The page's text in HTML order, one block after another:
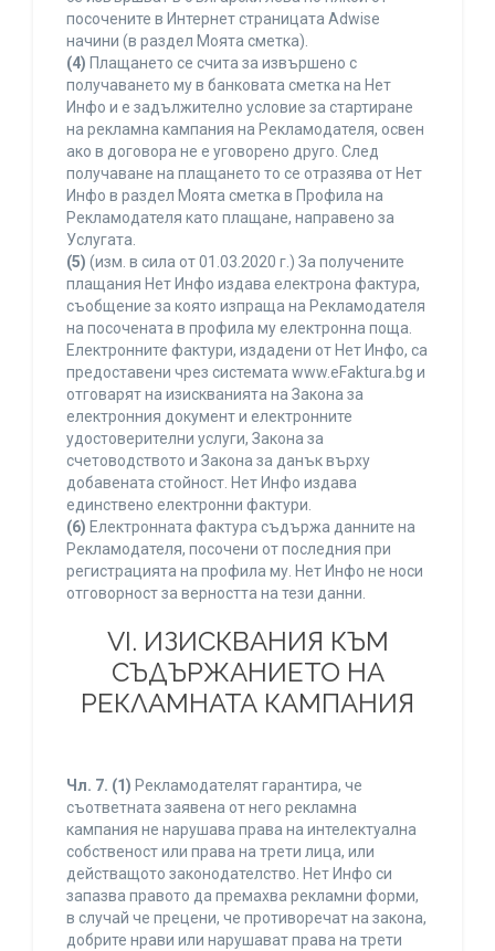
посочените в Интернет страницата Adwise
начини (в раздел Моята сметка).
(4) Плащането се счита за извършено с
получаването му в банковата сметка на Нет
Инфо и е задължително условие за стартиране
на рекламна кампания на Рекламодателя, освен
ако в договора не е уговорено друго. След
получаване на плащането то се отразява от Нет
Инфо в раздел Моята сметка в Профила на
Рекламодателя като плащане, направено за
Услугата.
(5) (изм. в сила от 01.03.2020 г.) За получените
плащания Нет Инфо издава електрона фактура,
съобщение за която изпраща на Рекламодателя
на посочената в профила му електронна поща.
Електронните фактури, издадени от Нет Инфо, са
предоставени чрез системата www.eFaktura.bg и
отговарят на изискванията на Закона за
електронния документ и електронните
удостоверителни услуги, Закона за
счетоводството и Закона за данък върху
добавената стойност. Нет Инфо издава
единствено електронни фактури.
(6) Електронната фактура съдържа данните на
Рекламодателя, посочени от последния при
регистрацията на профила му. Нет Инфо не носи
отговорност за верността на тези данни.
VI. ИЗИСКВАНИЯ КЪМ
СЪДЪРЖАНИЕТО НА
РЕКЛАМНАТА КАМПАНИЯ
Чл. 7. (1) Рекламодателят гарантира, че
съответната заявена от него рекламна
кампания не нарушава права на интелектуална
собственост или права на трети лица, или
действащото законодателство. Нет Инфо си
запазва правото да премахва рекламни форми,
в случай че прецени, че противоречат на закона,
добрите нрави или нарушават права на трети